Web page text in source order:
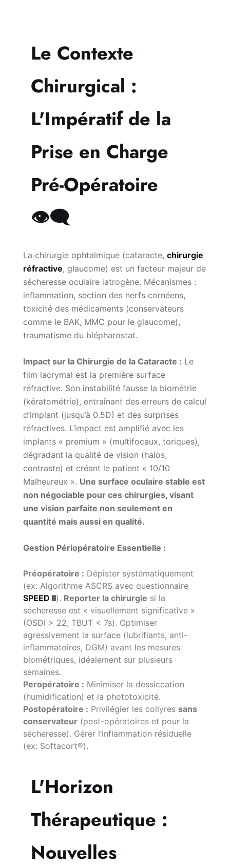
Le Contexte
Chirurgical :
L'Impératif de la
Prise en Charge
Pré-Opératoire
👁️‍🗨️
La chirurgie ophtalmique (cataracte, chirurgie
réfractive, glaucome) est un facteur majeur de
sécheresse oculaire iatrogène. Mécanismes :
inflammation, section des nerfs cornéens,
toxicité des médicaments (conservateurs
comme le BAK, MMC pour le glaucome),
traumatisme du blépharostat.
Impact sur la Chirurgie de la Cataracte : Le
film lacrymal est la première surface
réfractive. Son instabilité fausse la biométrie
(kératométrie), entraînant des erreurs de calcul
d’implant (jusqu’à 0.5D) et des surprises
réfractives. L’impact est amplifié avec les
implants « premium » (multifocaux, toriques),
dégradant la qualité de vision (halos,
contraste) et créant le patient « 10/10
Malheureux ». Une surface oculaire stable est
non négociable pour ces chirurgies, visant
une vision parfaite non seulement en
quantité mais aussi en qualité.
Gestion Périopératoire Essentielle :
Préopératoire : Dépister systématiquement
(ex: Algorithme ASCRS avec questionnaire
SPEED II). Reporter la chirurgie si la
sécheresse est « visuellement significative »
(OSDI > 22, TBUT < 7s). Optimiser
agressivement la surface (lubrifiants, anti-
inflammatoires, DGM) avant les mesures
biométriques, idéalement sur plusieurs
semaines.
Peropératoire : Minimiser la dessiccation
(humidification) et la phototoxicité.
Postopératoire : Privilégier les collyres sans
conservateur (post-opératoires et pour la
sécheresse). Gérer l’inflammation résiduelle
(ex: Softacort®).
L'Horizon
Thérapeutique :
Nouvelles